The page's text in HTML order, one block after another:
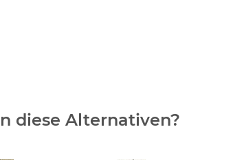
diese Alternativen?